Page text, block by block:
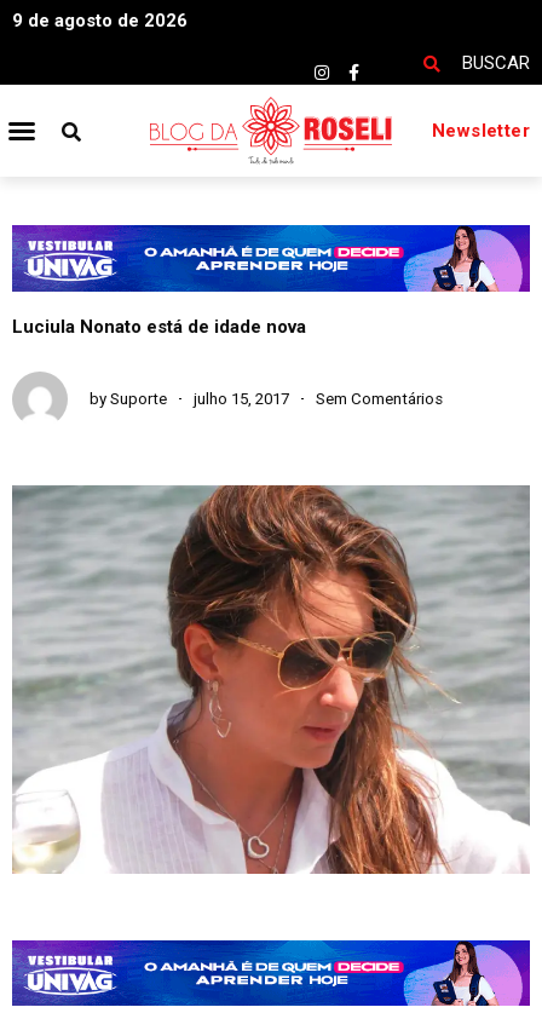
9 de agosto de 2026
BUSCAR
Newsletter
Luciula Nonato está de idade nova
by Suporte julho 15, 2017 Sem Comentários